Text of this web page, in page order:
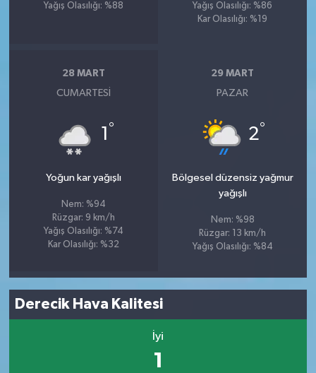
Yağış Olasılığı: %88
Yağış Olasılığı: %86
Kar Olasılığı: %19
28 MART
CUMARTESI
1 °
Yoğun kar yağışlı
Nem: %94
Rüzgar: 9 km/h
Yağış Olasılığı: %74
Kar Olasılığı: %32
29 MART
PAZAR
2°
Bölgesel düzensiz yağmur
yağışlı
Nem: %98
Rüzgar: 13 km/h
Yağış Olasılığı: %84
Derecik Hava Kalitesi
İyi
1